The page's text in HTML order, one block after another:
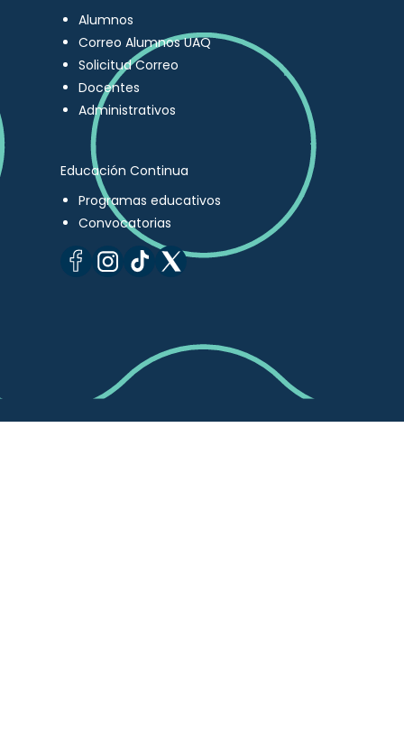
Alumnos
Correo Alumnos UAQ
Solicitud Correo
Docentes
Administrativos
Educación Continua
Programas educativos
Convocatorias